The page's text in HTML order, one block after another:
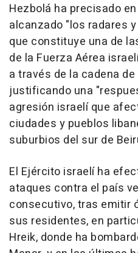
Hezbolá ha precisado
alcanzado "los radares
que constituye una de
de la Fuerza Aérea
a través de la cadena
justificando una
agresión israelí que
ciudades y pueblos
suburbios del sur de
El Ejército israelí ha
ataques contra el país
consecutivo, tras emitir
sus residentes, en
Hreik, donde ha